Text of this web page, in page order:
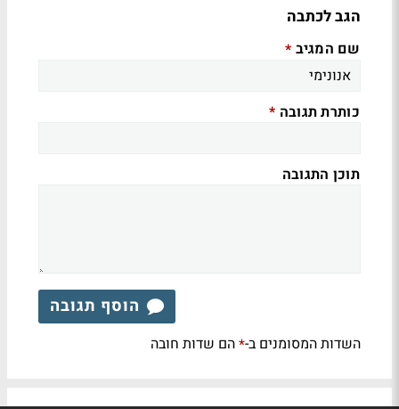
הגב לכתבה
שם המגיב *
כותרת תגובה *
תוכן התגובה
הוסף תגובה
השדות המסומנים ב-*הם שדות חובה